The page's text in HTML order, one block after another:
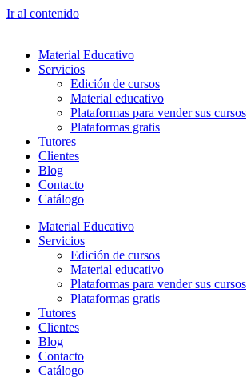
Ir al contenido
Material Educativo
Servicios
Edición de cursos
Material educativo
Plataformas para vender sus cursos
Plataformas gratis
Tutores
Clientes
Blog
Contacto
Catálogo
Material Educativo
Servicios
Edición de cursos
Material educativo
Plataformas para vender sus cursos
Plataformas gratis
Tutores
Clientes
Blog
Contacto
Catálogo